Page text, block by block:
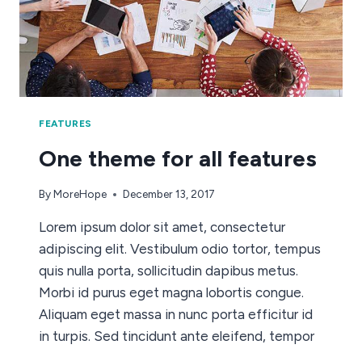
FEATURES
One theme for all features
ByMoreHope December 13, 2017
Lorem ipsum dolor sit amet, consectetur
adipiscing elit. Vestibulum odio tortor, tempus
quis nulla porta, sollicitudin dapibus metus.
Morbi id purus eget magna lobortis congue.
Aliquam eget massa in nunc porta efficitur id
in turpis. Sed tincidunt ante eleifend, tempor